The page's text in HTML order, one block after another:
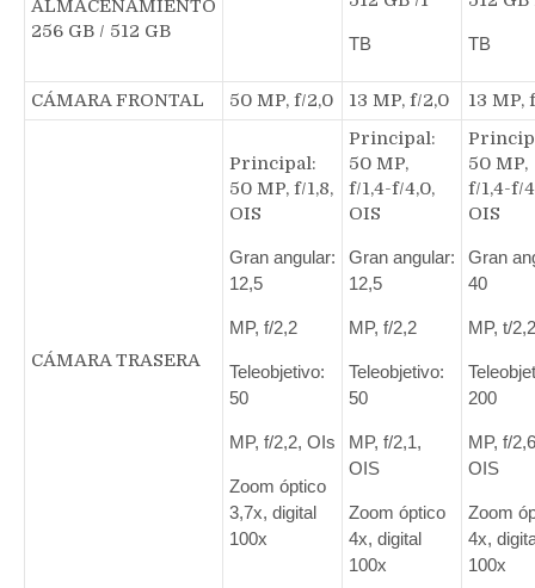
ALMACENAMIENTO
256 GB / 512 GB
TB TB
CÁMARA FRONTAL 50 MP, f/2,0 13 MP, f/2,0 13 MP,
CÁMARA TRASERA
Principal:
50 MP, f/1,8,
OIS
Gran angular:
12,5
MP, f/2,2
Teleobjetivo:
50
MP, f/2,2, OIs
Zoom óptico
3,7x, digital
100x
Principal:
50 MP,
f/1,4-f/4,0,
OIS
Gran angular:
12,5
MP, f/2,2
Teleobjetivo:
50
MP, f/2,1,
OIS
Zoom óptico
4x, digital
100x
50 MP,
f/1,4-f/
OIS
Gran
40
MP, t/2,2
200
MP, f/
OIS
Zoom
4x,
100x